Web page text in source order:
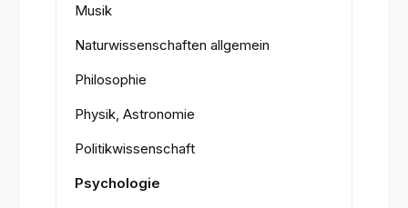
Musik
Naturwissenschaften allgemein
Philosophie
Physik, Astronomie
Politikwissenschaft
Psychologie